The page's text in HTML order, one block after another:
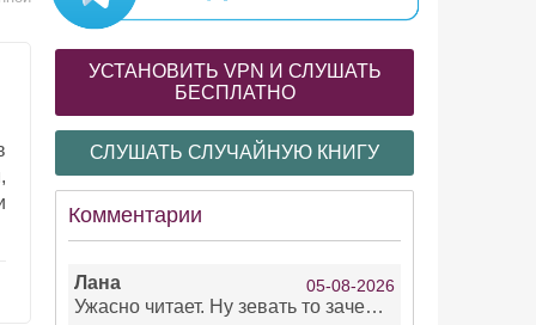
УСТАНОВИТЬ VPN И СЛУШАТЬ
БЕСПЛАТНО
СЛУШАТЬ СЛУЧАЙНУЮ КНИГУ
Комментарии
Лана 05-08-2026
Ужасно читает. Ну зевать то зачем. Уже не говорю, что ударения ставит, как хочет.